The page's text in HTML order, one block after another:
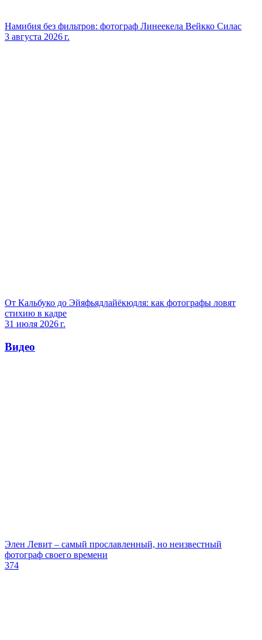
Намибия без фильтров: фотограф Линеекела Вейкко Силас
3 августа 2026 г.
От Кальбуко до Эйяфьядлайёкюдля: как фотографы ловят
стихию в кадре
31 июля 2026 г.
Видео
Элен Левит – самый прославленный, но неизвестный
фотограф своего времени
374